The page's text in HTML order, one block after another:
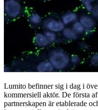
Lumito befinner sig i dag i
kommersiell aktör. De första
partnerskapen är etablerade